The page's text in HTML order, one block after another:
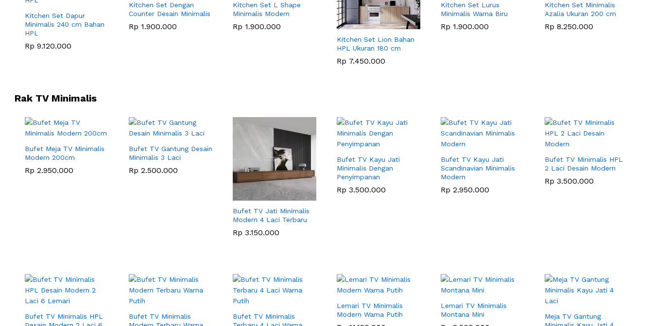
Kitchen Set Dapur
Minimalis 240 cm Bahan
HPL
Rp 9.120.000
Kitchen Set Dengan
Counter Desain Minimalis
Rp 1.900.000
Kitchen Set L Shape
Minimalis Modern
Rp 1.900.000
Kitchen Set Lion Bahan
HPL Ukuran 180 cm
Rp 7.450.000
Kitchen Set Lurus
Minimalis Warna Biru
Rp 1.900.000
Kitchen Set Minimalis
Azalia Ukuran 200 cm
Rp 8.250.000
Rak TV Minimalis
Bufet Meja TV Minimalis
Modern 200cm
Rp 2.950.000
Bufet TV Gantung Desain
Minimalis 3 Laci
Rp 2.500.000
Bufet TV Jati Minimalis
Modern 4 Laci Terbaru
Rp 3.150.000
Bufet TV Kayu Jati
Minimalis Dengan
Penyimpanan
Rp 3.500.000
Bufet TV Kayu Jati
Scandinavian Minimalis
Modern
Rp 2.950.000
Bufet TV Minimalis HPL
2 Laci Desain Modern
Rp 3.500.000
Bufet TV Minimalis HPL
Bufet TV Minimalis
Bufet TV Minimalis
Lemari TV Minimalis
Modern Warna Putih
Lemari TV Minimalis
Montana Mini
Meja TV Gantung